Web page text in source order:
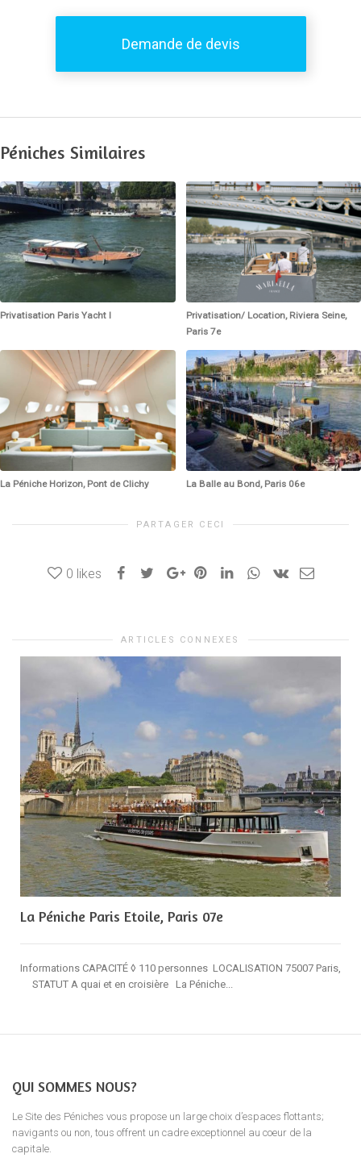
Demande de devis
Péniches Similaires
Privatisation Paris Yacht I
Privatisation/ Location, Riviera Seine,
Paris 7e
La Péniche Horizon, Pont de Clichy La Balle au Bond, Paris 06e
PARTAGER CECI
0 likes
ARTICLES CONNEXES
La Péniche Paris Etoile, Paris 07e
Informations CAPACITÉ ◊ 110 personnes LOCALISATION 75007 Paris,
STATUT A quai et en croisière La Péniche...
QUI SOMMES NOUS?
Le Site des Péniches vous propose un large choix d’espaces flottants;
navigants ou non, tous offrent un cadre exceptionnel au coeur de la
capitale.